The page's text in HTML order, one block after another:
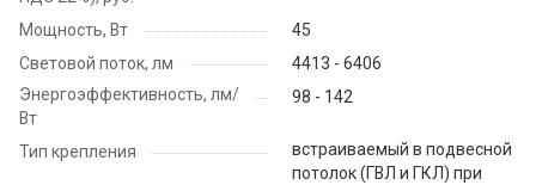
Мощность, Вт
45
Световой поток, лм
4413 - 6406
Энергоэффективность, лм/
Вт
98 - 142
Тип крепления
встраиваемый в подвесной
потолок (ГВЛ и ГКЛ) при